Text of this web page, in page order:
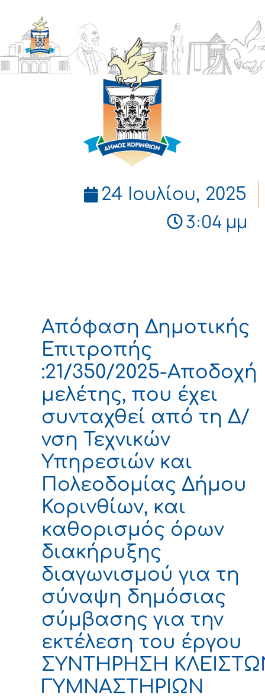
ΔΗΜΟΣ
ΚΟΡΙΝΘΙΩΝ
24 Ιουλίου, 2025
3:04 μμ
Απόφαση Δημοτικής
Επιτροπής
:21/350/2025-Αποδοχή
μελέτης, που έχει
συνταχθεί από τη Δ/
νση Τεχνικών
Υπηρεσιών και
Πολεοδομίας Δήμου
Κορινθίων, και
καθορισμός όρων
διακήρυξης
διαγωνισμού για τη
σύναψη δημόσιας
σύμβασης για την
εκτέλεση του έργου
ΣΥΝΤΗΡΗΣΗ
ΓΥΜΝΑΣΤΗΡΙΩΝ